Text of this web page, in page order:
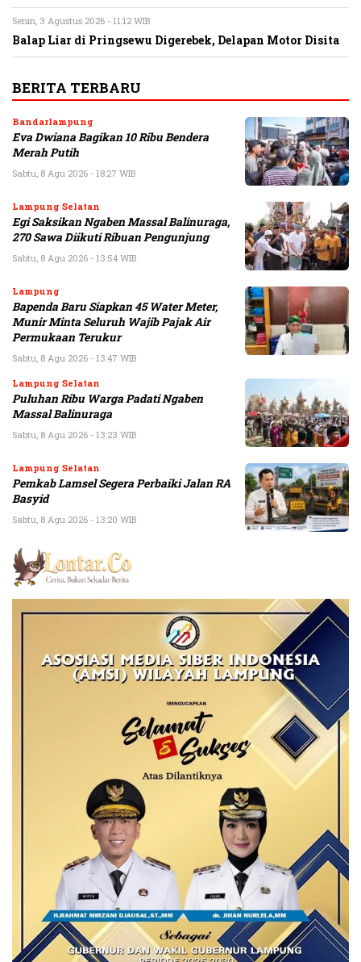
Senin, 3 Agustus 2026 - 11:12 WIB
Balap Liar di Pringsewu Digerebek, Delapan Motor Disita
BERITA TERBARU
Bandarlampung
Eva Dwiana Bagikan 10 Ribu Bendera
Merah Putih
Sabtu, 8 Agu 2026 - 18:27 WIB
Lampung Selatan
Egi Saksikan Ngaben Massal Balinuraga,
270 Sawa Diikuti Ribuan Pengunjung
Sabtu, 8 Agu 2026 - 13:54 WIB
Lampung
Bapenda Baru Siapkan 45 Water Meter,
Munir Minta Seluruh Wajib Pajak Air
Permukaan Terukur
Sabtu, 8 Agu 2026 - 13:47 WIB
Lampung Selatan
Puluhan Ribu Warga Padati Ngaben
Massal Balinuraga
Sabtu, 8 Agu 2026 - 13:23 WIB
Lampung Selatan
Pemkab Lamsel Segera Perbaiki Jalan RA
Basyid
Sabtu, 8 Agu 2026 - 13:20 WIB